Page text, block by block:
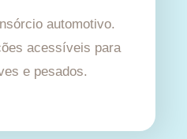
automotivo.
acessíveis para
e pesados.